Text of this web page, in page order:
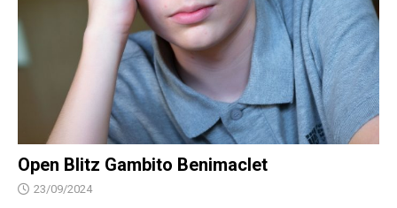
Open Blitz Gambito Benimaclet
23/09/2024